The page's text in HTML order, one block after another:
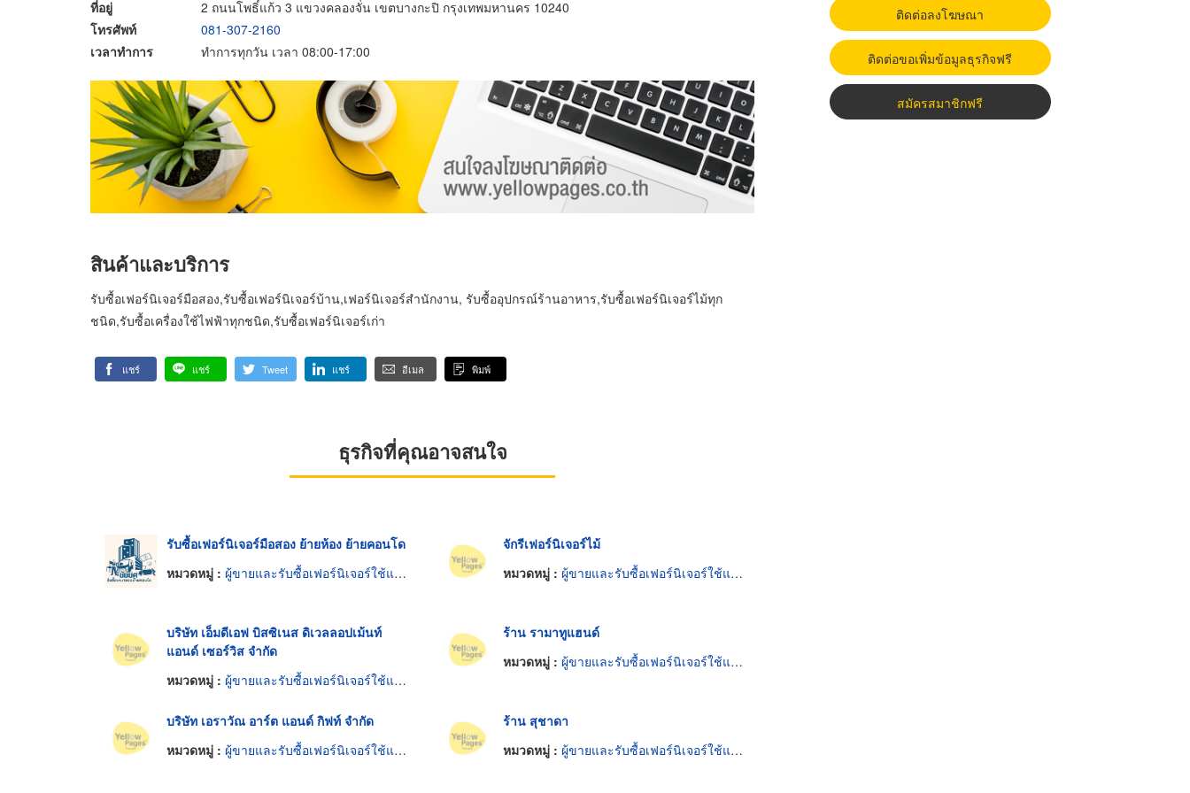
ที่อยู่
2 ถนนโพธิ์แก้ว 3 แขวงคลองจั่น เขตบางกะปิ กรุงเทพมหานคร 10240
โทรศัพท์
081-307-2160
เวลาทำการ
ทำการทุกวัน เวลา 08:00-17:00
สินค้าและบริการ
รับซื้อเฟอร์นิเจอร์มือสอง,รับซื้อเฟอร์นิเจอร์บ้าน,เฟอร์นิเจอร์สำนักงาน, รับซื้ออุปกรณ์ร้านอาหาร,รับซื้อเฟอร์นิเจอร์ไม้ทุก
ชนิด,รับซื้อเครื่องใช้ไฟฟ้าทุกชนิด,รับซื้อเฟอร์นิเจอร์เก่า
แชร์ แชร์ Tweet แชร์ อีเมล พิมพ์
ธุรกิจที่คุณอาจสนใจ
รับซื้อเฟอร์นิเจอร์มือสอง ย้ายห้อง ย้ายคอนโด
หมวดหมู่ : ผู้ขายและรับซื้อเฟอร์นิเจอร์ใช้แล้ว
จักรีเฟอร์นิเจอร์ไม้
หมวดหมู่ : ผู้ขายและรับซื้อเฟอร์นิเจอร์ใช้แล้ว
บริษัท เอ็มดีเอฟ บิสซิเนส ดิเวลลอปเม้นท์
แอนด์ เซอร์วิส จำกัด
หมวดหมู่ : ผู้ขายและรับซื้อเฟอร์นิเจอร์ใช้แล้ว
ร้าน รามาทูแฮนด์
หมวดหมู่ : ผู้ขายและรับซื้อเฟอร์นิเจอร์ใช้แล้ว
บริษัท เอราวัณ อาร์ต แอนด์ กิฟท์ จำกัด
หมวดหมู่ : ผู้ขายและรับซื้อเฟอร์นิเจอร์ใช้แล้ว
ร้าน สุชาดา
หมวดหมู่ : ผู้ขายและรับซื้อเฟอร์นิเจอร์ใช้แล้ว
ติดต่อลงโฆษณา
ติดต่อขอเพิ่มข้อมูลธุรกิจฟรี
สมัครสมาชิกฟรี